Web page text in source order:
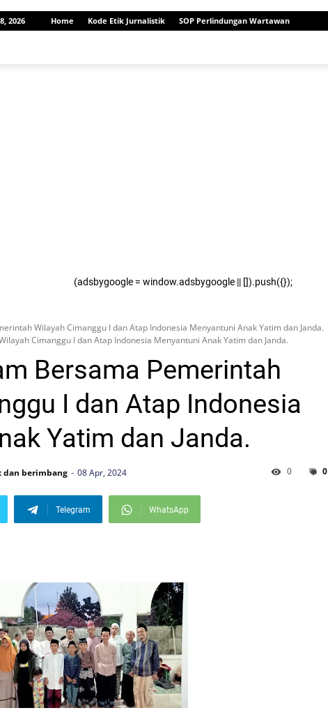
2026 Home Kode Etik Jurnalistik SOP Perlindungan Wartawan
(adsbygoogle = window.adsbygoogle || []).push({});
Wilayah Cimanggu I dan Atap Indonesia Menyantuni Anak Yatim dan Janda.
Cimanggu I dan Atap Indonesia Menyantuni Anak Yatim dan Janda.
Bersama Pemerintah
I dan Atap Indonesia
Yatim dan Janda.
dan berimbang 08 Apr, 2024 0
0
Telegram WhatsApp